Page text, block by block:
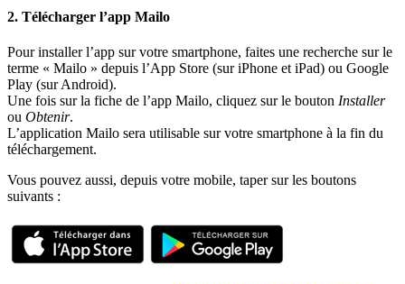
2. Télécharger l’app Mailo
Pour installer l’app sur votre smartphone, faites une recherche sur le
terme « Mailo » depuis l’App Store (sur iPhone et iPad) ou Google
Play (sur Android).
Une fois sur la fiche de l’app Mailo, cliquez sur le bouton Installer
ou Obtenir.
L’application Mailo sera utilisable sur votre smartphone à la fin du
téléchargement.
Vous pouvez aussi, depuis votre mobile, taper sur les boutons
suivants :